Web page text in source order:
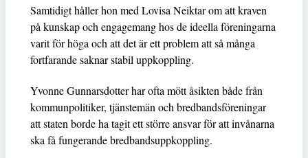
Samtidigt håller hon med Lovisa Neiktar om att kraven
på kunskap och engagemang hos de ideella föreningarna
varit för höga och att det är ett problem att så många
fortfarande saknar stabil uppkoppling.
Yvonne Gunnarsdotter har ofta mött åsikten både från
kommunpolitiker, tjänstemän och bredbandsföreningar
att staten borde ha tagit ett större ansvar för att invånarna
ska få fungerande bredbandsuppkoppling.